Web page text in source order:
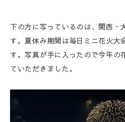
下の方に写っているのは、関西・
す。夏休み期間は毎日ミニ花火大
す。写真が手に入ったので今年の
ていただきました。